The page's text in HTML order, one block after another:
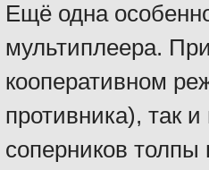
Ещё одна
мультиплеера.
кооперативном
противника), так
соперников